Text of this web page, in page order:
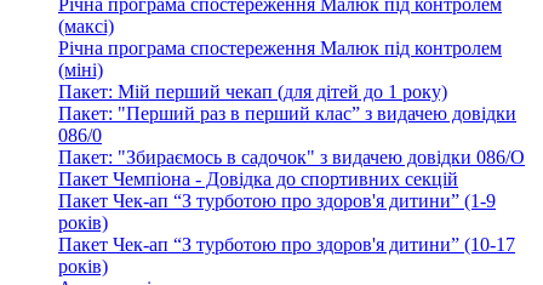
Річна програма спостереження Малюк під контролем
(максі)
Річна програма спостереження Малюк під контролем
(міні)
Пакет: Мій перший чекап (для дітей до 1 року)
Пакет: "Перший раз в перший клас” з видачею довідки
086/0
Пакет: "Збираємось в садочок" з видачею довідки 086/О
Пакет Чемпіона - Довідка до спортивних секцій
Пакет Чек-ап “З турботою про здоров'я дитини” (1-9
років)
Пакет Чек-ап “З турботою про здоров'я дитини” (10-17
років)